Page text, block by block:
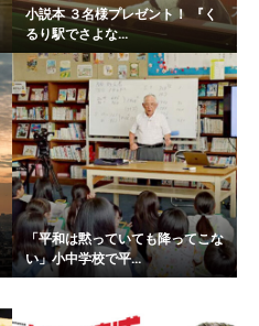
小説本 ３名様プレゼント！ 『く
るり駅でさよな...
「平和は黙っていても降ってこな
い」小中学校で平...